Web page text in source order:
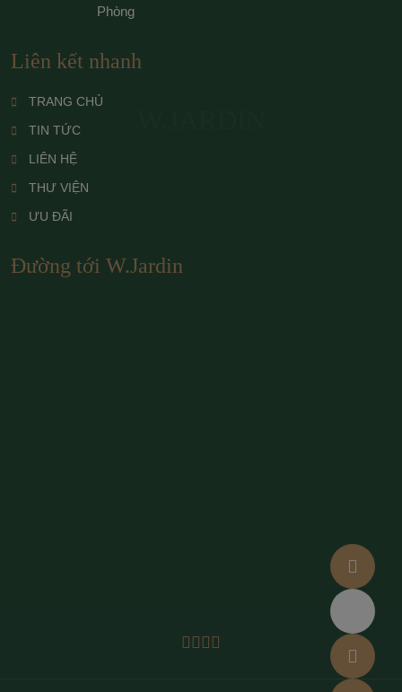
Phòng
Liên kết nhanh
TRANG CHỦ
TIN TỨC
LIÊN HỆ
THƯ VIỆN
ƯU ĐÃI
Đường tới W.Jardin